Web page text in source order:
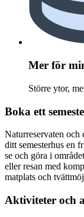
Mer för
Större ytor,
Boka ett
Naturreservaten och
ditt semesterhus en
se och göra i
eller resan med
matplats och
Aktiviteter och